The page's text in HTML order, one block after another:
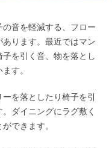
音を軽減する、フロー
ります。最近ではマン
を引く音、物を落とし
す。
を落としたり椅子を引
ダイニングにラグ敷く
できます。